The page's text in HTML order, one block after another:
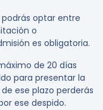
optar entre
o
es obligatoria.
de 20 días
para presentar la
ese plazo perderás
ese despido.